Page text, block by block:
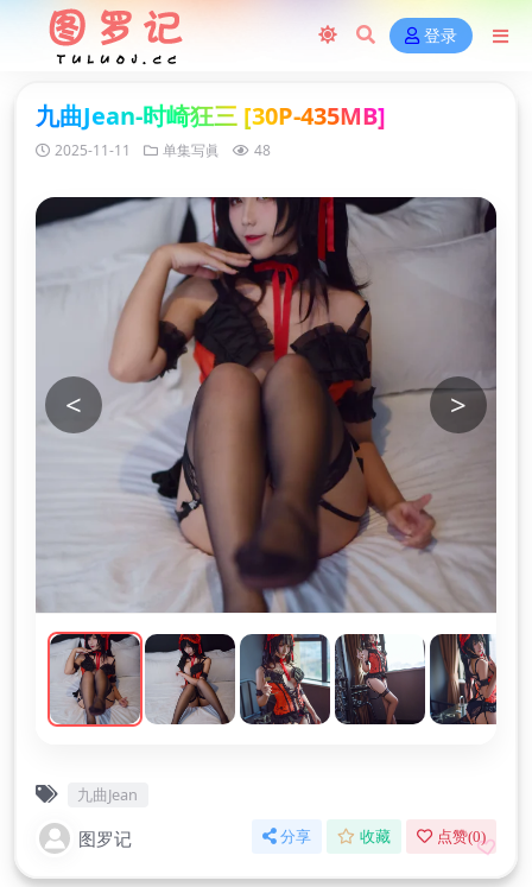
登录
九曲Jean-时崎狂三 [30P-435MB]
2025-11-11 单集写眞 48
< >
九曲Jean
图罗记 分享 收藏 点赞(0)